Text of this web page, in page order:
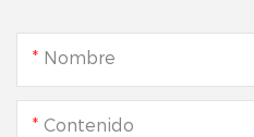
Nombre
Contenido